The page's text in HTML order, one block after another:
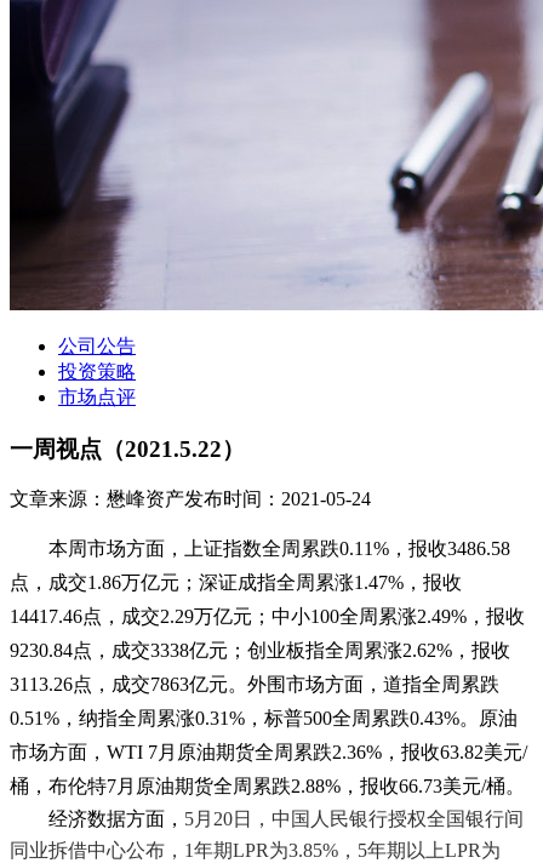
公司公告
投资策略
市场点评
一周视点（2021.5.22）
文章来源：懋峰资产发布时间：2021-05-24
本周市场方面，上证指数全周累跌0.11%，报收3486.58
点，成交1.86万亿元；深证成指全周累涨1.47%，报收
14417.46点，成交2.29万亿元；中小100全周累涨2.49%，报收
9230.84点，成交3338亿元；创业板指全周累涨2.62%，报收
3113.26点，成交7863亿元。外围市场方面，道指全周累跌
0.51%，纳指全周累涨0.31%，标普500全周累跌0.43%。原油
市场方面，WTI 7月原油期货全周累跌2.36%，报收63.82美元/
桶，布伦特7月原油期货全周累跌2.88%，报收66.73美元/桶。
经济数据方面， 5月20日，中国人民银行授权全国银行间
同业拆借中心公布，1年期LPR为3.85%，5年期以上LPR为